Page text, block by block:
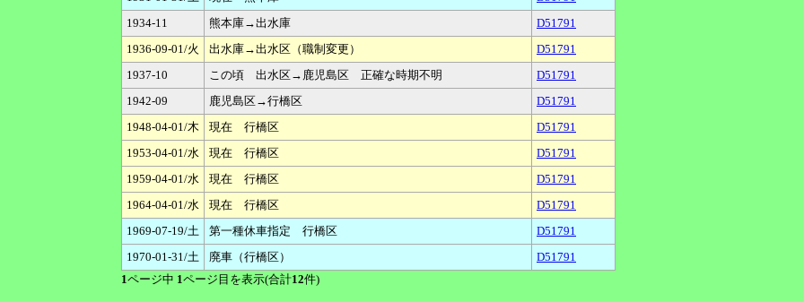
1934-11
熊本庫→出水庫
D51791
1936-09-01/火
出水庫→出水区（職制変更）
D51791
1937-10
この頃 出水区→鹿児島区 正確な時期不明
D51791
1942-09
鹿児島区→行橋区
D51791
1948-04-01/木
現在 行橋区
D51791
1953-04-01/水
現在 行橋区
D51791
1959-04-01/水
現在 行橋区
D51791
1964-04-01/水
現在 行橋区
D51791
1969-07-19/土
第一種休車指定 行橋区
D51791
1970-01-31/土
廃車（行橋区）
D51791
1ページ中 1ページ目を表示(合計12件)